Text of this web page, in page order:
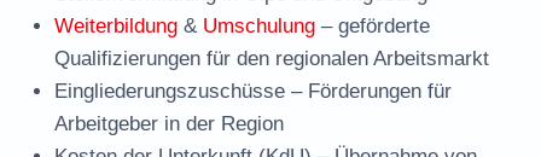
Weiterbildung & Umschulung – geförderte
Qualifizierungen für den regionalen Arbeitsmarkt
Eingliederungszuschüsse – Förderungen für
Arbeitgeber in der Region